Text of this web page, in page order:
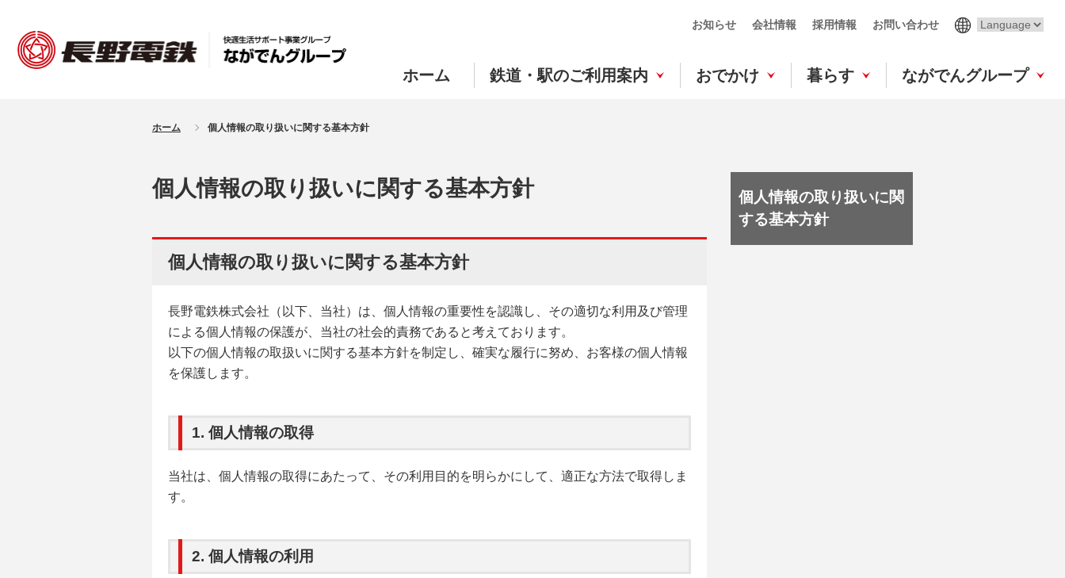
ホーム 鉄道・駅のご利用案内 おでかけ 暮らす ながでんグループ
お知らせ 会社情報 採用情報 お問い合わせ
ホーム 個人情報の取り扱いに関する基本方針
個人情報の取り扱いに関する基本方針
個人情報の取り扱いに関する基本方針
長野電鉄株式会社（以下、当社）は、個人情報の重要性を認識し、その適切な利用及び管理
による個人情報の保護が、当社の社会的責務であると考えております。
以下の個人情報の取扱いに関する基本方針を制定し、確実な履行に努め、お客様の個人情報
を保護します。
1. 個人情報の取得
当社は、個人情報の取得にあたって、その利用目的を明らかにして、適正な方法で取得しま
す。
2. 個人情報の利用
個人情報の取り扱いに関
する基本方針